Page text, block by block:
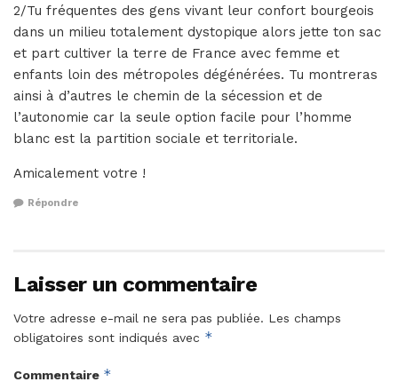
2/Tu fréquentes des gens vivant leur confort bourgeois
dans un milieu totalement dystopique alors jette ton sac
et part cultiver la terre de France avec femme et
enfants loin des métropoles dégénérées. Tu montreras
ainsi à d’autres le chemin de la sécession et de
l’autonomie car la seule option facile pour l’homme
blanc est la partition sociale et territoriale.
Amicalement votre !
Répondre
Laisser un commentaire
Votre adresse e-mail ne sera pas publiée. Les champs
obligatoires sont indiqués avec *
Commentaire *